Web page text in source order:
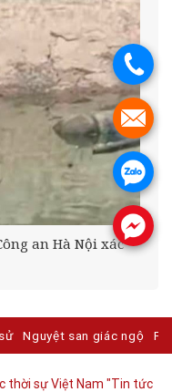
an Hà Nội xác
Nguyệt san giác ngộ
thời sự Việt Nam "Tin tức
.
.
.
.